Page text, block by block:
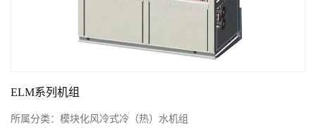
ELM系列机组
所属分类： 模块化风冷式冷（热）水机组